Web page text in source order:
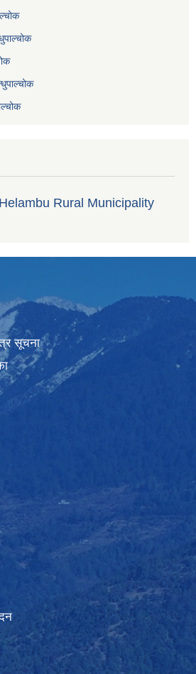
Helambu Rural Municipality
सूचना